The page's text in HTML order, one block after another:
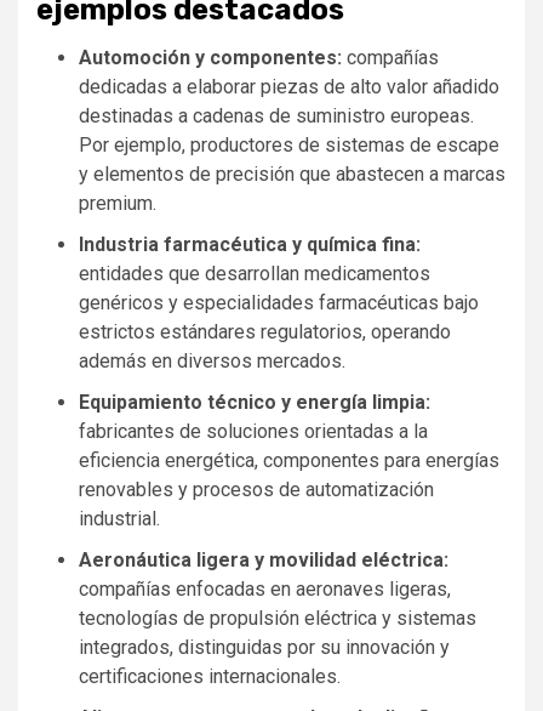
ejemplos destacados
Automoción y componentes: compañías
dedicadas a elaborar piezas de alto valor añadido
destinadas a cadenas de suministro europeas.
Por ejemplo, productores de sistemas de escape
y elementos de precisión que abastecen a marcas
premium.
Industria farmacéutica y química fina:
entidades que desarrollan medicamentos
genéricos y especialidades farmacéuticas bajo
estrictos estándares regulatorios, operando
además en diversos mercados.
Equipamiento técnico y energía limpia:
fabricantes de soluciones orientadas a la
eficiencia energética, componentes para energías
renovables y procesos de automatización
industrial.
Aeronáutica ligera y movilidad eléctrica:
compañías enfocadas en aeronaves ligeras,
tecnologías de propulsión eléctrica y sistemas
integrados, distinguidas por su innovación y
certificaciones internacionales.